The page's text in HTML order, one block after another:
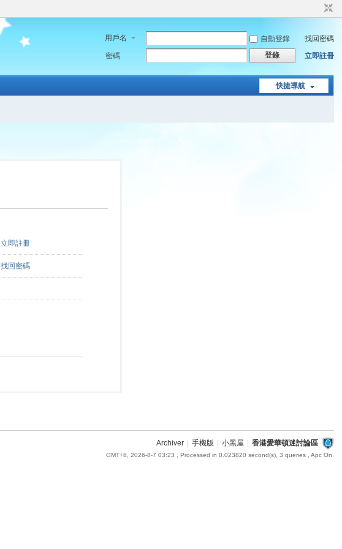
用戶名 自動登錄
找回密碼
密碼
登錄 立即註冊
快捷導航
立即註冊
找回密碼
Archiver 手機版 小黑屋 香港愛華頓迷討論區
GMT+8, 2026-8-7 03:23 , Processed in 0.023820 second(s), 3 queries , Apc On.